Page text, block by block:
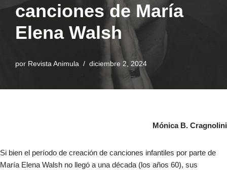
canciones de María
Elena Walsh
por Revista Animula diciembre 2, 2024
Mónica B. Cragnolini
Si bien el período de creación de canciones infantiles por parte de
María Elena Walsh no llegó a una década (los años 60), sus